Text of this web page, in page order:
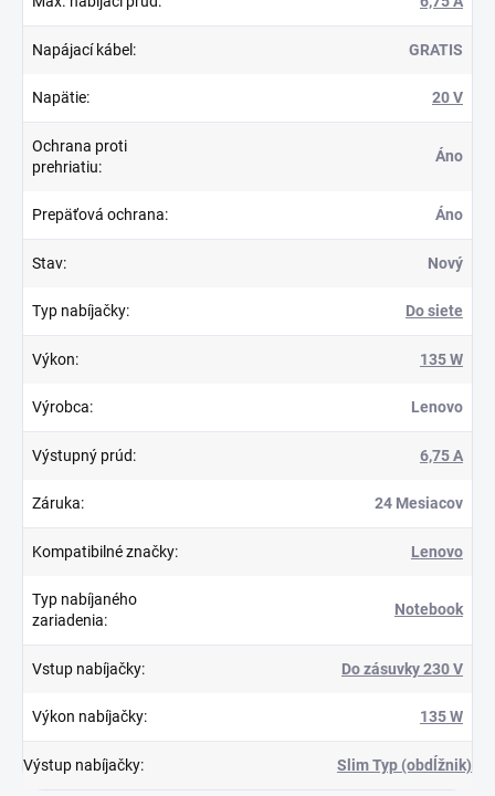
Napájací kábel : GRATIS
Napätie: 20 V
Ochrana proti
prehriatiu:
Áno
Prepäťová ochrana: Áno
Stav: Nový
Typ nabíjačky: Do siete
Výkon: 135 W
Výrobca: Lenovo
Výstupný prúd: 6,75 A
Záruka: 24 Mesiacov
Kompatibilné značky: Lenovo
Typ nabíjaného
zariadenia:
Notebook
Vstup nabíjačky: Do zásuvky 230 V
Výkon nabíjačky: 135 W
Výstup nabíjačky: Slim Typ (obdĺžnik)